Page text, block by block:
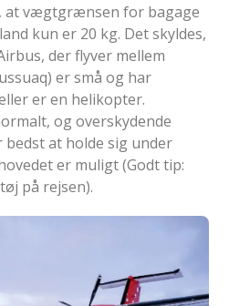
at vægtgrænsen for bagage
kun er 20 kg. Det skyldes,
der flyver mellem
er små og har
er en helikopter.
og overskydende
bedst at holde sig under
er muligt (Godt tip:
på rejsen).